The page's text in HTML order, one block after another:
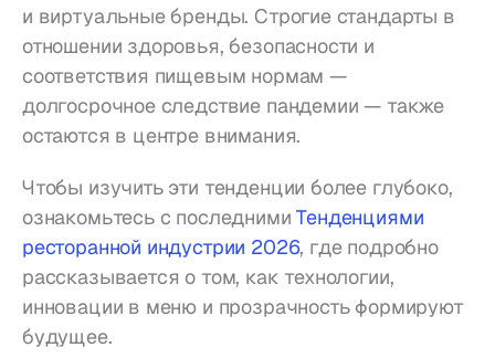
и виртуальные бренды. Строгие стандарты в
отношении здоровья, безопасности и
соответствия пищевым нормам —
долгосрочное следствие пандемии — также
остаются в центре внимания.
Чтобы изучить эти тенденции более глубоко,
ознакомьтесь с последними Тенденциями
ресторанной индустрии 2026, где подробно
рассказывается о том, как технологии,
инновации в меню и прозрачность формируют
будущее.